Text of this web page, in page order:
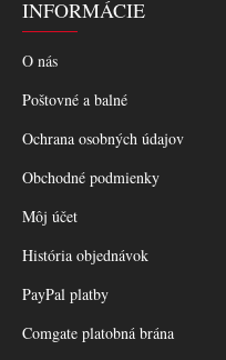
INFORMÁCIE
O nás
Poštovné a balné
Ochrana osobných údajov
Obchodné podmienky
Môj účet
História objednávok
PayPal platby
Comgate platobná brána